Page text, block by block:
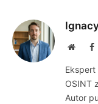
Website
OSINT
Autor